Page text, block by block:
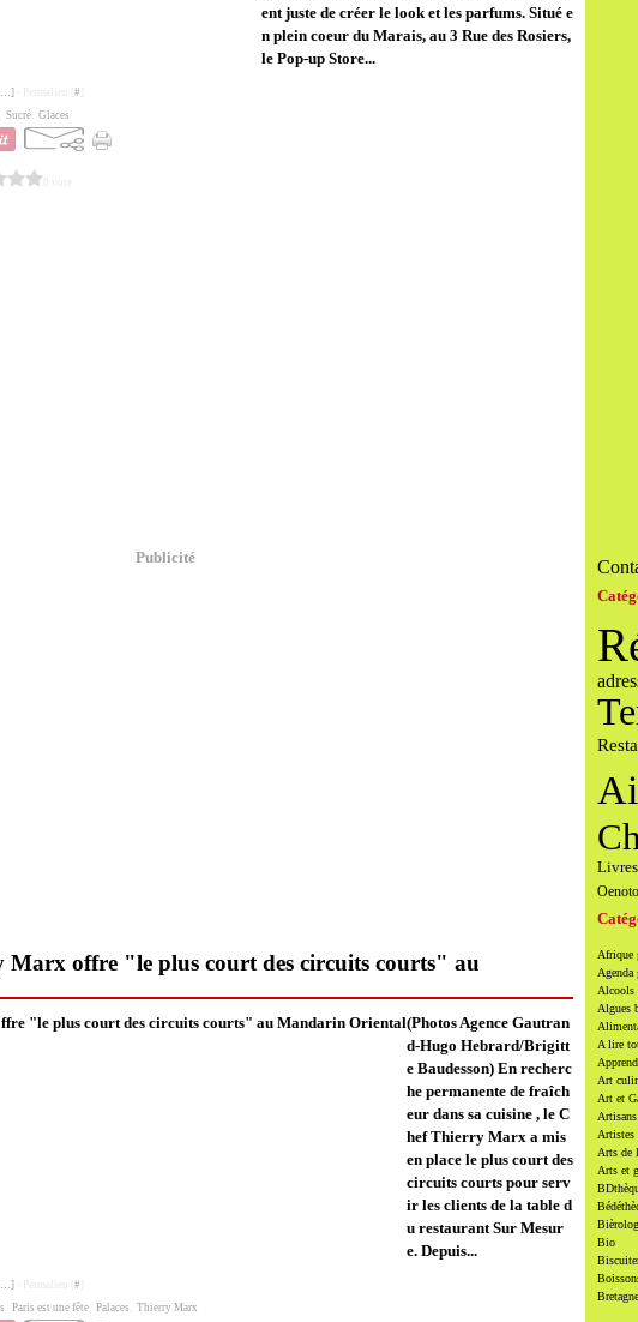
ent juste de créer le look et les parfums. Situé e
n plein coeur du Marais, au 3 Rue des Rosiers,
le Pop-up Store...
…] - Permalien [ #
Sucré Glaces
Publicité
Marx offre "le plus court des circuits courts" au
(Photos Agence Gautran
d-Hugo Hebrard/Brigitt
e Baudesson) En recherc
he permanente de fraîch
eur dans sa cuisine , le C
hef Thierry Marx a mis
en place le plus court des
circuits courts pour serv
ir les clients de la table d
u restaurant Sur Mesur
e. Depuis...
…] - Permalien [ #
Paris est une fête Palaces Thierry Marx
Afrique
Agenda
Alcools
Algues
A lire
Art
Art et
Artistes
Arts de
Arts et
Bio